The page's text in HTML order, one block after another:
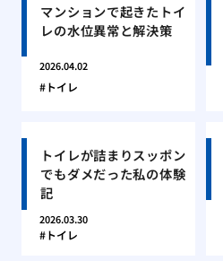
マンションで起きたトイ
レの水位異常と解決策
2026.04.02
トイレ
トイレが詰まりスッポン
でもダメだった私の体験
記
2026.03.30
トイレ